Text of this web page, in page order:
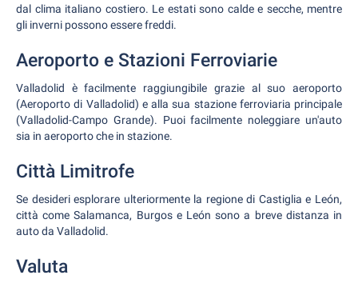
dal clima italiano costiero. Le estati sono calde e secche, mentre
gli inverni possono essere freddi.
Aeroporto e Stazioni Ferroviarie
Valladolid è facilmente raggiungibile grazie al suo aeroporto
(Aeroporto di Valladolid) e alla sua stazione ferroviaria principale
(Valladolid-Campo Grande). Puoi facilmente noleggiare un'auto
sia in aeroporto che in stazione.
Città Limitrofe
Se desideri esplorare ulteriormente la regione di Castiglia e León,
città come Salamanca, Burgos e León sono a breve distanza in
auto da Valladolid.
Valuta